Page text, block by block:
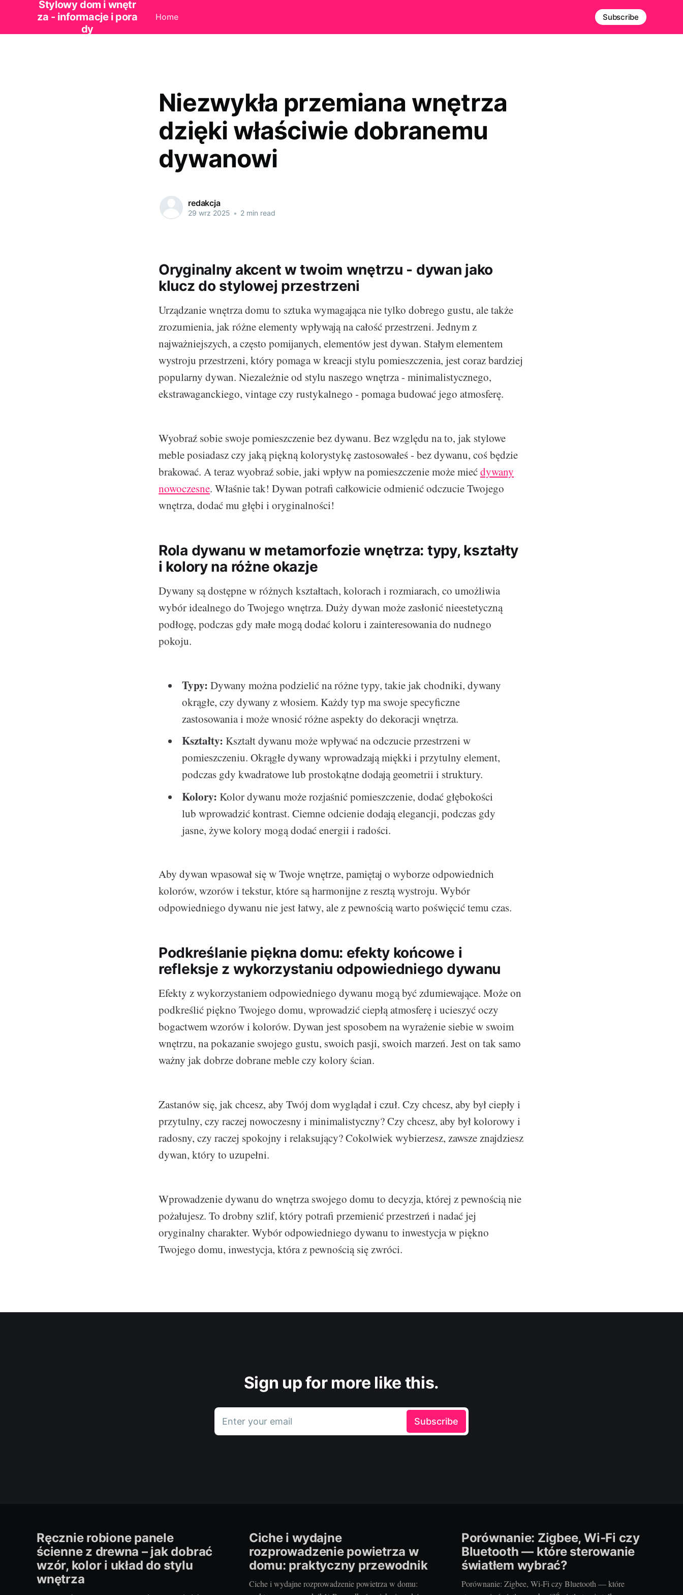
Stylowy dom i wnętr
za - informacje i pora
dy
Home Subscribe
Niezwykła przemiana wnętrza
dzięki właściwie dobranemu
dywanowi
redakcja
29 wrz 2025 • 2 min read
Oryginalny akcent w twoim wnętrzu - dywan jako
klucz do stylowej przestrzeni
Urządzanie wnętrza domu to sztuka wymagająca nie tylko dobrego gustu, ale także
zrozumienia, jak różne elementy wpływają na całość przestrzeni. Jednym z
najważniejszych, a często pomijanych, elementów jest dywan. Stałym elementem
wystroju przestrzeni, który pomaga w kreacji stylu pomieszczenia, jest coraz bardziej
popularny dywan. Niezależnie od stylu naszego wnętrza - minimalistycznego,
ekstrawaganckiego, vintage czy rustykalnego - pomaga budować jego atmosferę.
Wyobraź sobie swoje pomieszczenie bez dywanu. Bez względu na to, jak stylowe
meble posiadasz czy jaką piękną kolorystykę zastosowałeś - bez dywanu, coś będzie
brakować. A teraz wyobraź sobie, jaki wpływ na pomieszczenie może miećdywany
nowoczesne. Właśnie tak! Dywan potrafi całkowicie odmienić odczucie Twojego
wnętrza, dodać mu głębi i oryginalności!
Rola dywanu w metamorfozie wnętrza: typy, kształty
i kolory na różne okazje
Dywany są dostępne w różnych kształtach, kolorach i rozmiarach, co umożliwia
wybór idealnego do Twojego wnętrza. Duży dywan może zasłonić nieestetyczną
podłogę, podczas gdy małe mogą dodać koloru i zainteresowania do nudnego
pokoju.
Typy: Dywany można podzielić na różne typy, takie jak chodniki, dywany
okrągłe, czy dywany z włosiem. Każdy typ ma swoje specyficzne
zastosowania i może wnosić różne aspekty do dekoracji wnętrza.
Kształty: Kształt dywanu może wpływać na odczucie przestrzeni w
pomieszczeniu. Okrągłe dywany wprowadzają miękki i przytulny element,
podczas gdy kwadratowe lub prostokątne dodają geometrii i struktury.
Kolory: Kolor dywanu może rozjaśnić pomieszczenie, dodać głębokości
lub wprowadzić kontrast. Ciemne odcienie dodają elegancji, podczas gdy
jasne, żywe kolory mogą dodać energii i radości.
Aby dywan wpasował się w Twoje wnętrze, pamiętaj o wyborze odpowiednich
kolorów, wzorów i tekstur, które są harmonijne z resztą wystroju. Wybór
odpowiedniego dywanu nie jest łatwy, ale z pewnością warto poświęcić temu czas.
Podkreślanie piękna domu: efekty końcowe i
refleksje z wykorzystaniu odpowiedniego dywanu
Efekty z wykorzystaniem odpowiedniego dywanu mogą być zdumiewające. Może on
podkreślić piękno Twojego domu, wprowadzić ciepłą atmosferę i ucieszyć oczy
bogactwem wzorów i kolorów. Dywan jest sposobem na wyrażenie siebie w swoim
wnętrzu, na pokazanie swojego gustu, swoich pasji, swoich marzeń. Jest on tak samo
ważny jak dobrze dobrane meble czy kolory ścian.
Zastanów się, jak chcesz, aby Twój dom wyglądał i czuł. Czy chcesz, aby był ciepły i
przytulny, czy raczej nowoczesny i minimalistyczny? Czy chcesz, aby był kolorowy i
radosny, czy raczej spokojny i relaksujący? Cokolwiek wybierzesz, zawsze znajdziesz
dywan, który to uzupełni.
Wprowadzenie dywanu do wnętrza swojego domu to decyzja, której z pewnością nie
pożałujesz. To drobny szlif, który potrafi przemienić przestrzeń i nadać jej
oryginalny charakter. Wybór odpowiedniego dywanu to inwestycja w piękno
Twojego domu, inwestycja, która z pewnością się zwróci.
Sign up for more like this.
Enter your email Subscribe
Ręcznie robione panele
ścienne z drewna – jak dobrać
wzór, kolor i układ do stylu
wnętrza
Ciche i wydajne
rozprowadzenie powietrza w
domu: praktyczny przewodnik
Ciche i wydajne rozprowadzenie powietrza w domu:
Porównanie: Zigbee, Wi‑Fi czy
Bluetooth — które sterowanie
światłem wybrać?
Porównanie: Zigbee, Wi‑Fi czy Bluetooth — które